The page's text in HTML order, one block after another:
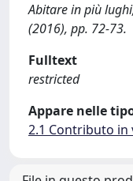
Abitare in più
(2016), pp. 72-73.
Fulltext
restricted
Appare nelle
2.1 Contributo in